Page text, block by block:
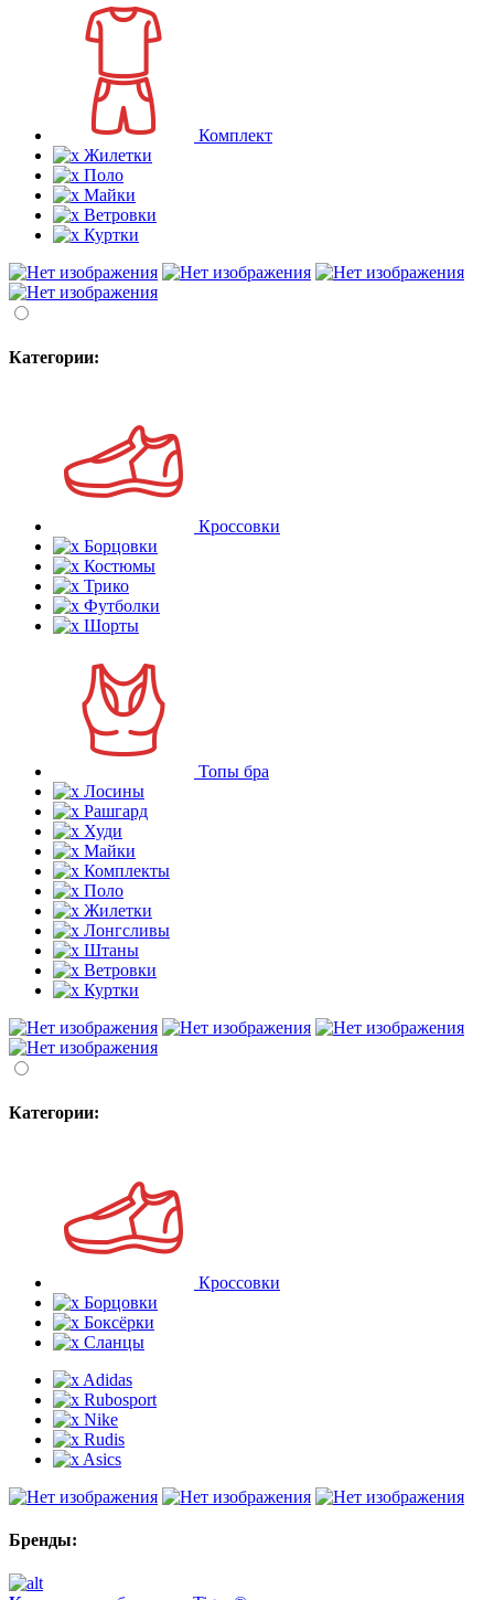
Комплект
Жилетки
Поло
Майки
Ветровки
Куртки
Категории:
Кроссовки
Борцовки
Костюмы
Трико
Футболки
Шорты
Топы бра
Лосины
Рашгард
Худи
Майки
Комплекты
Поло
Жилетки
Лонгсливы
Штаны
Ветровки
Куртки
Категории:
Кроссовки
Борцовки
Боксёрки
Сланцы
Adidas
Rubosport
Nike
Rudis
Asics
Бренды: